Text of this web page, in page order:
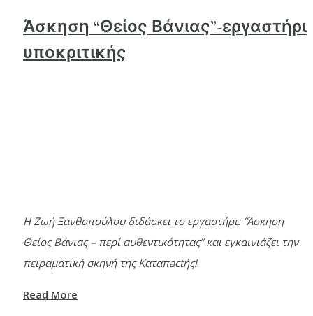
Άσκηση “Θείος Βάνιας”-εργαστήρι
υποκριτικής
Η Ζωή Ξανθοπούλου διδάσκει το εργαστήρι: “Άσκηση
Θείος Βάνιας – περί αυθεντικότητας” και εγκαινιάζει την
πειραματική σκηνή της Καταπactής!
Read More